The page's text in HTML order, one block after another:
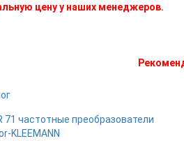
цену у наших менеджеров.
71 частотные преобразователи
KLEEMANN